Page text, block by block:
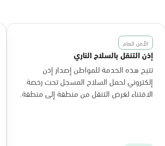
الأمن العام
إذن التنقل بالسلاح الناري
تتيح هذه الخدمة للمواطن إصدار إذن
إلكتروني لحمل السلاح المسجل تحت رخصة
الاقتناء لغرض التنقل من منطقة إلى منطقة.